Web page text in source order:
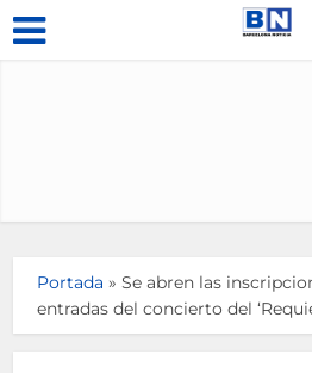
Portada »Se abren las
entradas del concierto del